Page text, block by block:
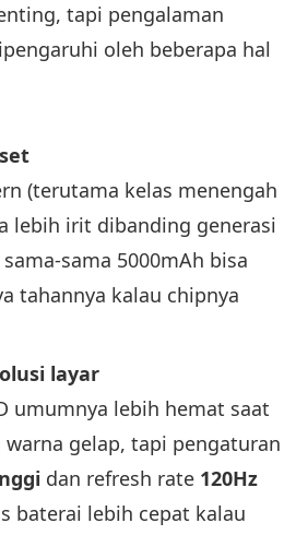
tapi pengalaman
oleh beberapa hal
(terutama kelas menengah
lebih irit dibanding generasi
sama 5000mAh bisa
tahannya kalau chipnya
layar
umumnya lebih hemat saat
gelap, tapi pengaturan
dan refresh rate 120Hz
baterai lebih cepat kalau